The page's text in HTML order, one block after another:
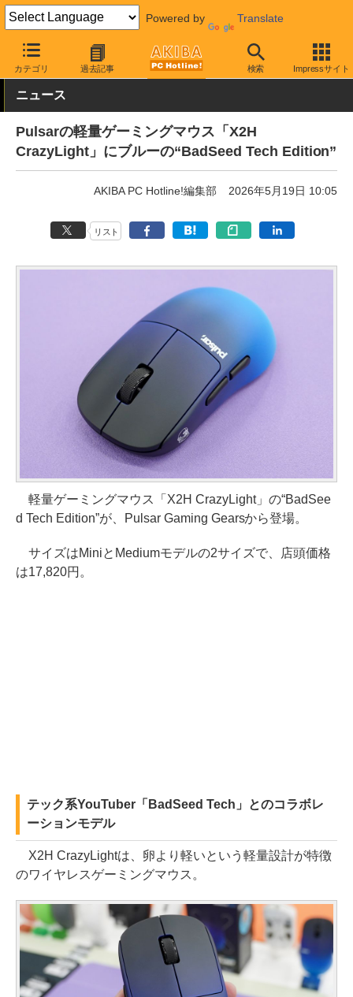
Powered by Translate
カテゴリ 過去記事 検索 Impressサイト
AKIBA PC Hotline! PC周辺機器 マウス ゲーミングマウス
ニュース
Pulsarの軽量ゲーミングマウス「X2H
CrazyLight」にブルーの“BadSeed Tech Edition”
AKIBA PC Hotline!編集部 2026年5月19日 10:05
リスト
軽量ゲーミングマウス「X2H CrazyLight」の“BadSee
d Tech Edition”が、Pulsar Gaming Gearsから登場。
サイズはMiniとMediumモデルの2サイズで、店頭価格
は17,820円。
テック系YouTuber「BadSeed Tech」とのコラボレ
ーションモデル
X2H CrazyLightは、卵より軽いという軽量設計が特徴
のワイヤレスゲーミングマウス。